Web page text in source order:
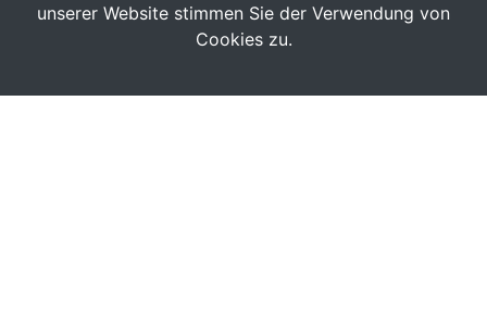
unserer Website stimmen Sie der Verwendung von
Cookies zu.